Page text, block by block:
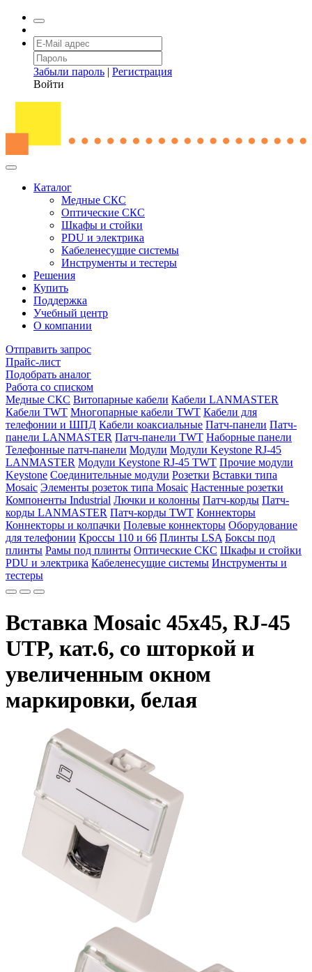
Забыли пароль | Регистрация
Войти
Каталог
Медные СКС
Оптические СКС
Шкафы и стойки
PDU и электрика
Кабеленесущие системы
Инструменты и тестеры
Решения
Купить
Поддержка
Учебный центр
О компании
Отправить запрос
Прайс-лист
Подобрать аналог
Работа со списком
Медные СКС Витопарные кабели Кабели LANMASTER
Кабели TWT Многопарные кабели TWT Кабели для
телефонии и ШПД Кабели коаксиальные Патч-панели Патч-
панели LANMASTER Патч-панели TWT Наборные панели
Телефонные патч-панели Модули Модули Keystone RJ-45
LANMASTER Модули Keystone RJ-45 TWT Прочие модули
Keystone Соединительные модули Розетки Вставки типа
Mosaic Элементы розеток типа Mosaic Настенные розетки
Компоненты Industrial Лючки и колонны Патч-корды Патч-
корды LANMASTER Патч-корды TWT Коннекторы
Коннекторы и колпачки Полевые коннекторы Оборудование
для телефонии Кроссы 110 и 66 Плинты LSA Боксы под
плинты Рамы под плинты Оптические СКС Шкафы и стойки
PDU и электрика Кабеленесущие системы Инструменты и
тестеры
Вставка Mosaic 45x45, RJ-45
UTP, кат.6, со шторкой и
увеличенным окном
маркировки, белая